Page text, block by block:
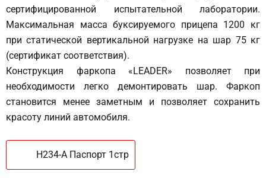
сертифицированной испытательной лаборатории.
Максимальная масса буксируемого прицепа 1200 кг
при статической вертикальной нагрузке на шар 75 кг
(сертификат соответствия).
Конструкция фаркопа «LEADER» позволяет при
необходимости легко демонтировать шар. Фаркоп
становится менее заметным и позволяет сохранить
красоту линий автомобиля.
H234-A Паспорт 1стр